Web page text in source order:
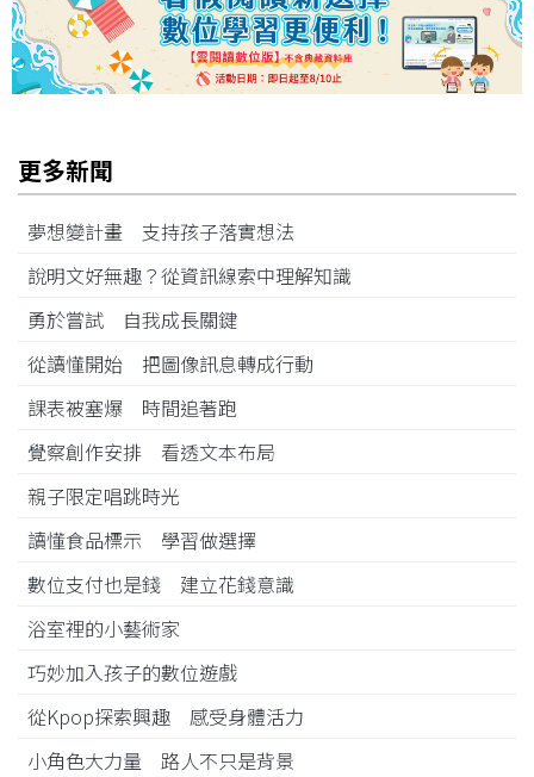
更多新聞
夢想變計畫 支持孩子落實想法
說明文好無趣？從資訊線索中理解知識
勇於嘗試 自我成長關鍵
從讀懂開始 把圖像訊息轉成行動
課表被塞爆 時間追著跑
覺察創作安排 看透文本布局
親子限定唱跳時光
讀懂食品標示 學習做選擇
數位支付也是錢 建立花錢意識
浴室裡的小藝術家
巧妙加入孩子的數位遊戲
從Kpop探索興趣 感受身體活力
小角色大力量 路人不只是背景